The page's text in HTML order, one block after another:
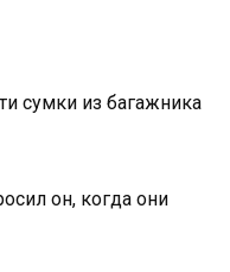
сумки из багажника
он, когда они